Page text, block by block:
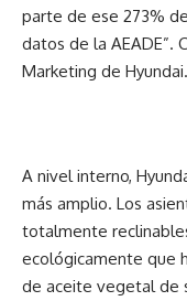
parte de ese 273%
datos de la AEADE”.
Marketing de Hyundai.
A nivel interno,
más amplio. Los
totalmente
ecológicamente que
de aceite vegetal de